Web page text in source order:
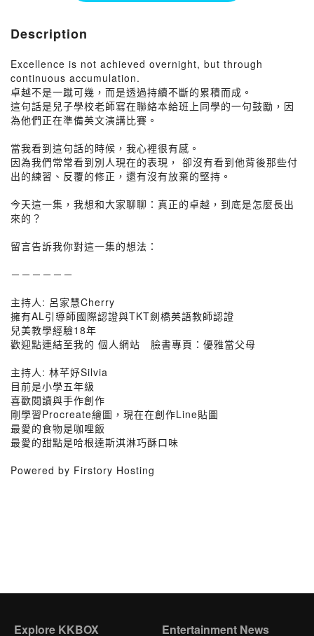
Description
Excellence is not achieved overnight, but through
continuous accumulation.
卓越不是一蹴可幾，而是透過持續不斷的累積而成。
這句話是兒子學校老師寫在聯絡本給班上同學的一句鼓勵，因
為他們正在準備英文演講比賽。
當我看到這句話的時候，我心裡很有感。
因為我們常常看到別人現在的表現， 卻沒有看到他背後那些付
出的練習、反覆的修正，還有沒有放棄的堅持。
今天這一集，我想和大家聊聊：真正的卓越，到底是怎麼長出
來的？
留言告訴我你對這一集的想法：
－－－－－－
主持人: 呂家慧Cherry
擁有AL引導師國際認證與TKT劍橋英語教師認證
兒美教學經驗18年
歡迎點連結至我的 個人網站 臉書專頁：優雅當父母
主持人: 林芊妤Silvia
目前是小學五年級
喜歡閱讀與手作創作
剛學習Procreate繪圖，現在在創作Line貼圖
最愛的食物是咖哩飯
最愛的甜點是哈根達斯淇淋巧酥口味
Powered by Firstory Hosting
Explore KKBOX Entertainment News